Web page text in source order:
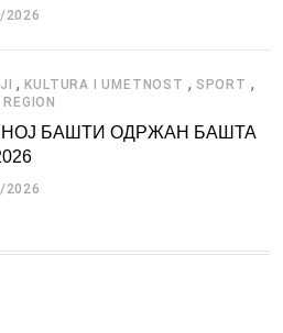
2026
,KULTURA I UMETNOST , SPORT ,
БАШТИ ОДРЖАН БАШТА
2026